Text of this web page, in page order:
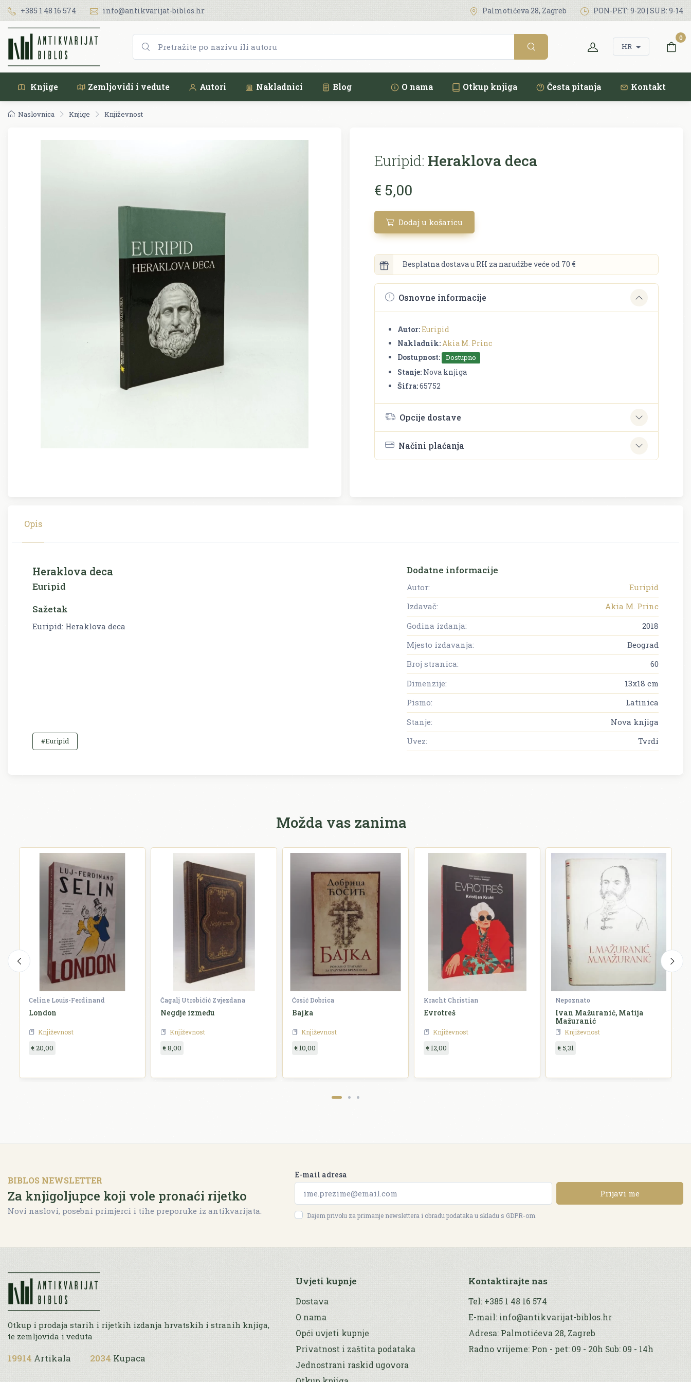
+385 1 48 16 574 info@antikvarijat-biblos.hr Palmotićeva 28, Zagreb PON-PET: 9-20 | SUB: 9-14
HR
0
Knjige Zemljovidi i vedute Autori Nakladnici Blog O nama Otkup knjiga Česta pitanja Kontakt
Naslovnica Knjige Književnost
Euripid: Heraklova deca
€ 5,00
Dodaj u košaricu
Besplatna dostava u RH za narudžbe veće od 70 €
Osnovne informacije
Autor:Euripid
Nakladnik: Akia M. Princ
Dostupnost:
Dostupno
Stanje: Nova knjiga
Šifra:65752
Opcije dostave
Načini plaćanja
Opis
Heraklova deca
Euripid
Sažetak
Euripid: Heraklova deca
#Euripid
Dodatne informacije
Autor:
Euripid
Izdavač:
Akia M. Princ
Godina izdanja:
2018
Mjesto izdavanja:
Beograd
Broj stranica:
60
Dimenzije:
13x18 cm
Pismo:
Latinica
Stanje:
Nova knjiga
Uvez:
Tvrdi
Možda vas zanima
Celine Louis-Ferdinand
London
Književnost
€ 20,00
Čagalj Utrobičić Zvjezdana
Negdje između
Književnost
€ 8,00
Ćosić Dobrica
Bajka
Književnost
€ 10,00
Kracht Christian
Evrotreš
Književnost
€ 12,00
Nepoznato
Ivan Mažuranić, Matija
Mažuranić
Književnost
€ 5,31
BIBLOS NEWSLETTER
Za knjigoljupce koji vole pronaći rijetko
Novi naslovi, posebni primjerci i tihe preporuke iz antikvarijata.
E-mail adresa
Prijavi me
Dajem privolu za primanje newslettera i obradu podataka u skladu s GDPR-om.
Otkup i prodaja starih i rijetkih izdanja hrvatskih i stranih knjiga,
te zemljovida i veduta
19914 Artikala 2034 Kupaca
Uvjeti kupnje
Dostava
O nama
Opći uvjeti kupnje
Privatnost i zaštita podataka
Jednostrani raskid ugovora
Kontaktirajte nas
Tel: +385 1 48 16 574
E-mail: info@antikvarijat-biblos.hr
Adresa: Palmotićeva 28, Zagreb
Radno vrijeme: Pon - pet: 09 - 20h Sub: 09 - 14h